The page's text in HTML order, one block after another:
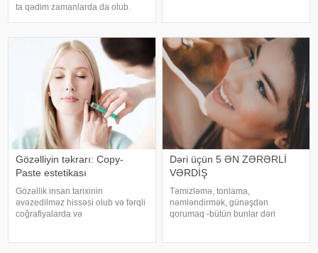
ta qədim zamanlarda da olub.
vasitələrlə dərilərinə qulluq
ediblər. Belə ki, gül suyu ən çox
təsirli olmasına kömək edir. İlk
növbədə
Gözəlliyin təkrarı: Copy-
Paste estetikası
Gözəllik insan tarixinin
əvəzedilməz hissəsi olub və fərqli
coğrafiyalarda və
Dəri üçün 5 ƏN ZƏRƏRLİ
VƏRDİŞ
Təmizləmə, tonlama,
nəmləndirmək, günəşdən
qorumaq -bütün bunlar dəri